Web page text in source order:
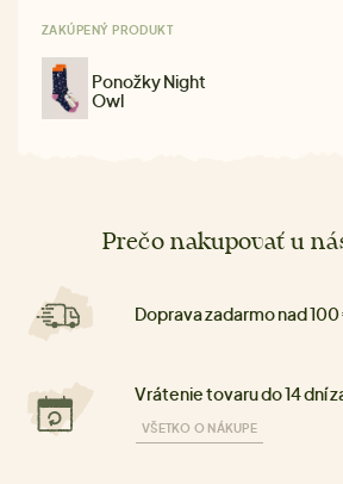
ZAKÚPENÝ PRODUKT
Ponožky Night
Owl
Prečo nakupovať u
Doprava zadarmo nad 100
Vrátenie tovaru do 14 dní
VŠETKO O NÁKUPE